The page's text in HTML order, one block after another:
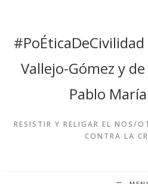
contenido
Vallejo-Gómez y
Pablo
RESISTIR Y RELIGAR EL NOS/
CONTRA LA